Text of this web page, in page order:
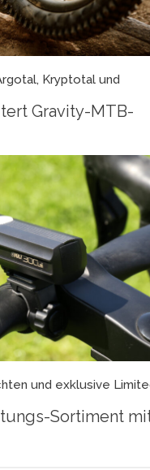
Kryptotal und
Gravity-MTB-
und exklusive
Sortiment